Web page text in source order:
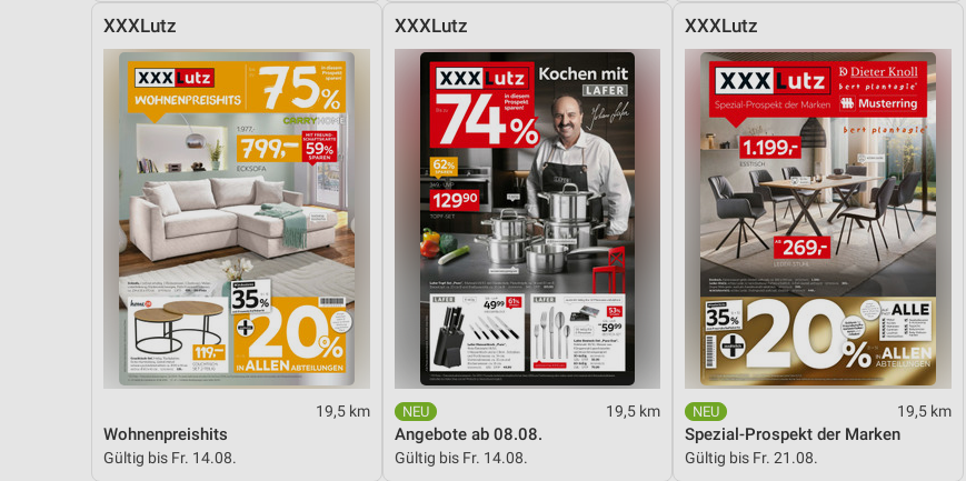
XXXLutz
19,5 km
Wohnenpreishits
Gültig bis Fr. 14.08.
XXXLutz
19,5 km
Angebote ab 08.08.
Gültig bis Fr. 14.08.
XXXLutz
19,5 km
Spezial-Prospekt der Marken
Gültig bis Fr. 21.08.